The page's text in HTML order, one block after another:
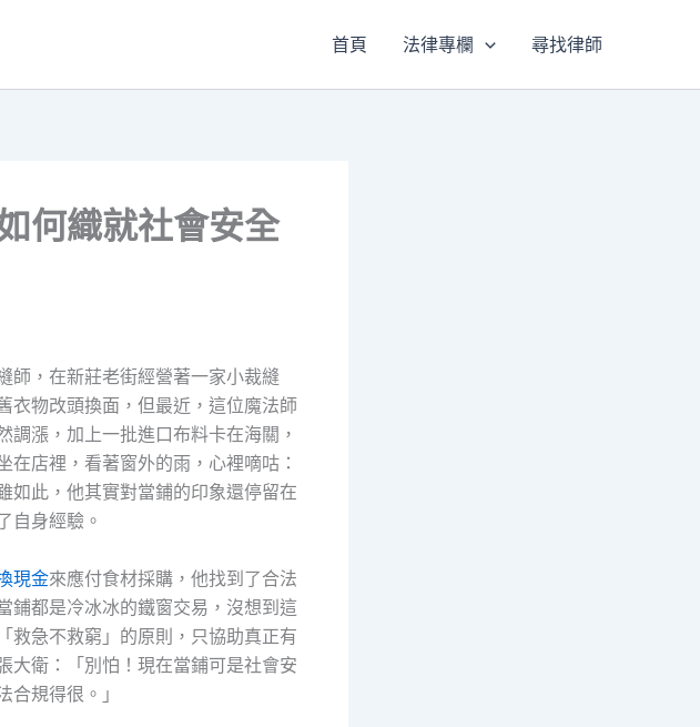
首頁 法律專欄 尋找律師
何織就社會安全
師，在新莊老街經營著一家小裁縫
衣物改頭換面，但最近，這位魔法師
漲，加上一批進口布料卡在海關，
店裡，看著窗外的雨，心裡嘀咕：
如此，他其實對當鋪的印象還停留在
自身經驗。
現金來應付食材採購，他找到了合法
鋪都是冷冰冰的鐵窗交易，沒想到這
救急不救窮」的原則，只協助真正有
大衛：「別怕！現在當鋪可是社會安
規得很。」